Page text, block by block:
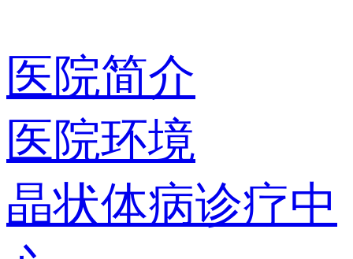
医院简介
医院环境
晶状体病诊疗中